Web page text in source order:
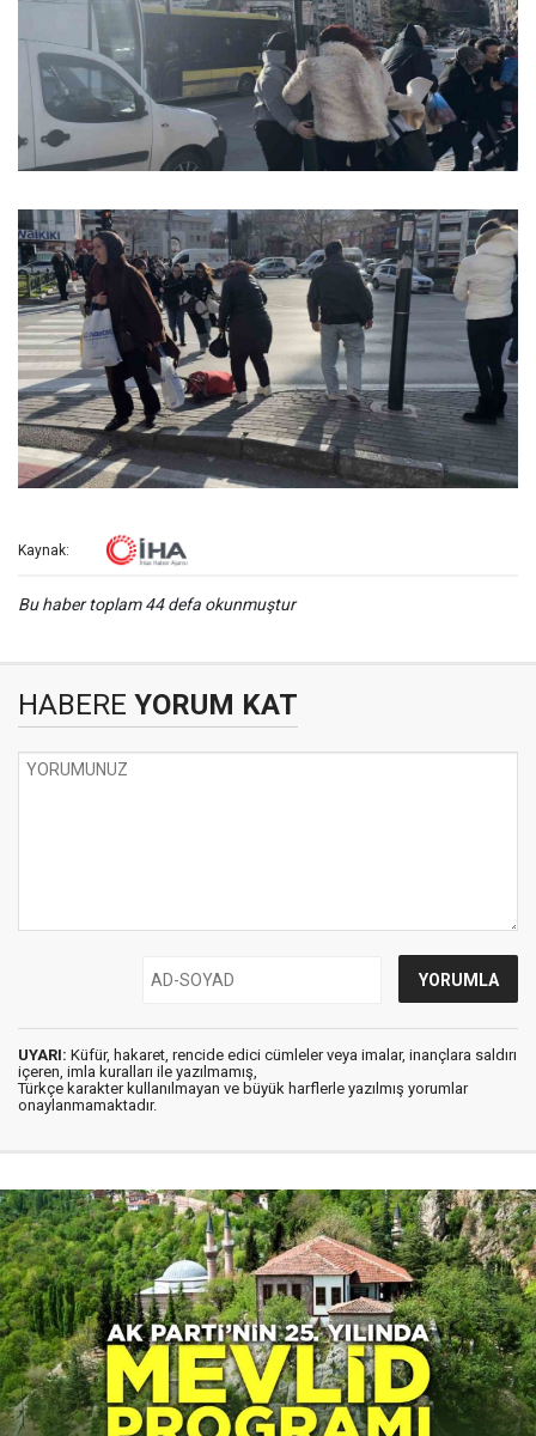
Kaynak:
Bu haber toplam 44 defa okunmuştur
HABERE YORUM KAT
UYARI: Küfür, hakaret, rencide edici cümleler veya imalar, inançlara saldırı
içeren, imla kuralları ile yazılmamış,
Türkçe karakter kullanılmayan ve büyük harflerle yazılmış yorumlar
onaylanmamaktadır.